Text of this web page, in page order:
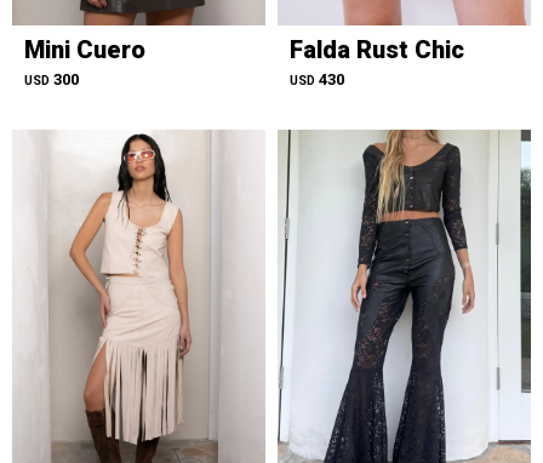
Mini Cuero
USD 300
Falda Rust Chic
USD 430